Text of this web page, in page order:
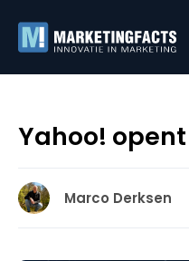
Yahoo!
Marco Derksen